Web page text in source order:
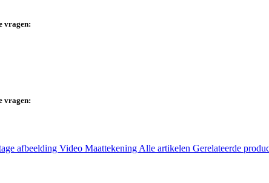
vragen:
vragen:
afbeelding Video MaattekeningAlle artikelen Gerelateerde